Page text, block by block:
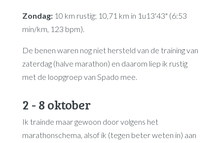
Zondag:10 km rustig; 10,71 km in 1u13'43" (6:53
min/km, 123 bpm).
De benen waren nog niet hersteld van de training van
zaterdag (halve marathon) en daarom liep ik rustig
met de loopgroep van Spado mee.
2 - 8 oktober
Ik trainde maar gewoon door volgens het
marathonschema, alsof ik (tegen beter weten in) aan